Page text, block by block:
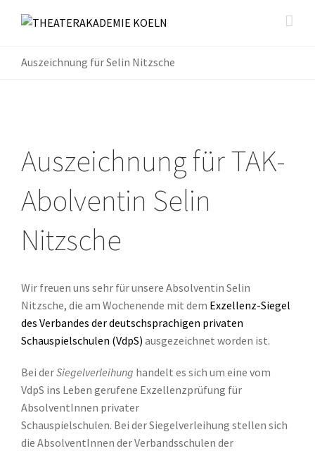
Auszeichnung für Selin Nitzsche
Auszeichnung für TAK-
Abolventin Selin
Nitzsche
Wir freuen uns sehr für unsere Absolventin Selin
Nitzsche, die am Wochenende mit dem Exzellenz-Siegel
des Verbandes der deutschsprachigen privaten
Schauspielschulen (VdpS) ausgezeichnet worden ist.
Bei derSiegelverleihung handelt es sich um eine vom
VdpS ins Leben gerufene Exzellenzprüfung für
AbsolventInnen privater
Schauspielschulen. Bei der Siegelverleihung stellen sich
die AbsolventInnen der Verbandsschulen der